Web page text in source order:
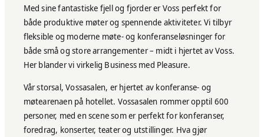
Med sine fantastiske fjell og fjorder er Voss perfekt for
både produktive møter og spennende aktiviteter. Vi tilbyr
fleksible og moderne møte- og konferanseløsninger for
både små og store arrangementer – midt i hjertet av Voss.
Her blander vi virkelig Business med Pleasure.
Vår storsal, Vossasalen, er hjertet av konferanse- og
møtearenaen på hotellet. Vossasalen rommer opptil 600
personer, med en scene som er perfekt for konferanser,
foredrag, konserter, teater og utstillinger. Hva gjør